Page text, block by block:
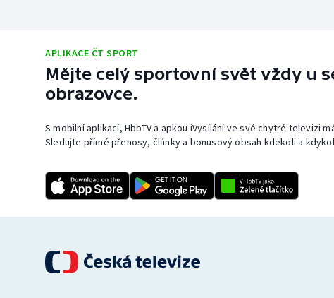
APLIKACE ČT SPORT
Mějte celý sportovní svět vždy u
obrazovce.
S mobilní aplikací, HbbTV a apkou iVysílání ve své chytré televizi
Sledujte přímé přenosy, články a bonusový obsah kdekoli a